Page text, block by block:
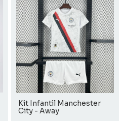
Kit Infantil Manchester
City - Away